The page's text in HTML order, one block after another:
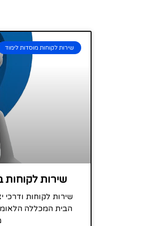
שירות לקוחות מוסדות לימוד
שירות
שירות לקוחות
הבית המכללה